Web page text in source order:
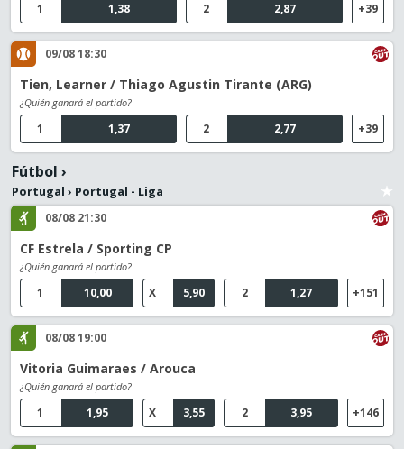
1,38
1 2,87
2 +39
09/08 18:30
Tien, Learner / Thiago Agustin Tirante (ARG)
¿Quién ganará el partido?
1,37
1 2,77
2 +39
Fútbol ›
Portugal › Portugal - Liga
08/08 21:30
CF Estrela / Sporting CP
¿Quién ganará el partido?
10,00
1 5,90
X 1,27
2 +151
08/08 19:00
Vitoria Guimaraes / Arouca
¿Quién ganará el partido?
1,95
1 3,55
X 3,95
2 +146